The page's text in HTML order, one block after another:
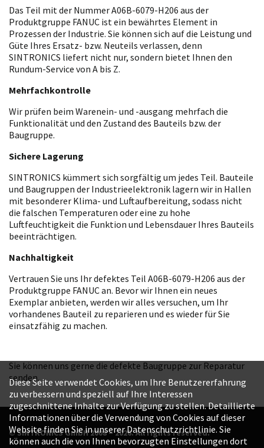
Das Teil mit der Nummer A06B-6079-H206 aus der
Produktgruppe FANUC ist ein bewährtes Element in
Prozessen der Industrie. Sie können sich auf die Leistung und
Güte Ihres Ersatz- bzw. Neuteils verlassen, denn
SINTRONICS liefert nicht nur, sondern bietet Ihnen den
Rundum-Service von A bis Z.
Mehrfachkontrolle
Wir prüfen beim Warenein- und -ausgang mehrfach die
Funktionalität und den Zustand des Bauteils bzw. der
Baugruppe.
Sichere Lagerung
SINTRONICS kümmert sich sorgfältig um jedes Teil. Bauteile
und Baugruppen der Industrieelektronik lagern wir in Hallen
mit besonderer Klima- und Luftaufbereitung, sodass nicht
die falschen Temperaturen oder eine zu hohe
Luftfeuchtigkeit die Funktion und Lebensdauer Ihres Bauteils
beeinträchtigen.
Nachhaltigkeit
Vertrauen Sie uns Ihr defektes Teil A06B-6079-H206 aus der
Produktgruppe FANUC an. Bevor wir Ihnen ein neues
Exemplar anbieten, werden wir alles versuchen, um Ihr
vorhandenes Bauteil zu reparieren und es wieder für Sie
einsatzfähig zu machen.
Sie können uns gerne die defekte Baugruppe zur Reparatur
senden.
© SINTRONICS GmbH 2008 – 2026. All rights reserved.
Diese Seite verwendet Cookies, um Ihre Benutzererfahrung
zu verbessern und speziell auf Ihre Interessen
zugeschnittene Inhalte zur Verfügung zu stellen. Detaillierte
Informationen über die Verwendung von Cookies auf dieser
Website finden Sie in unserer Datenschutzrichtlinie. Sie
können auch die von Ihnen bevorzugten Einstellungen dort